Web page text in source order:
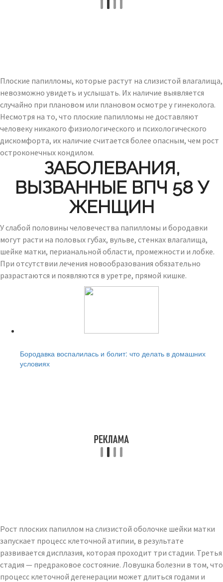
Плоские папилломы, которые растут на слизистой влагалища,
невозможно увидеть и услышать. Их наличие выявляется
случайно при плановом или плановом осмотре у гинеколога.
Несмотря на то, что плоские папилломы не доставляют
человеку никакого физиологического и психологического
дискомфорта, их наличие считается более опасным, чем рост
остроконечных кондилом.
ЗАБОЛЕВАНИЯ,
ВЫЗВАННЫЕ ВПЧ 58 У
ЖЕНЩИН
У слабой половины человечества папилломы и бородавки
могут расти на половых губах, вульве, стенках влагалища,
шейке матки, перианальной области, промежности и лобке.
При отсутствии лечения новообразования обязательно
разрастаются и появляются в уретре, прямой кишке.
Бородавка воспалилась и болит: что делать в домашних
условиях
Рост плоских папиллом на слизистой оболочке шейки матки
запускает процесс клеточной атипии, в результате
развивается дисплазия, которая проходит три стадии. Третья
стадия — предраковое состояние. Ловушка болезни в том, что
процесс клеточной дегенерации может длиться годами и